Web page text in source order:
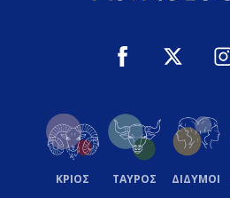
ΚΡΙΟΣ ΤΑΥΡΟΣ ΔΙΔΥΜΟΙ